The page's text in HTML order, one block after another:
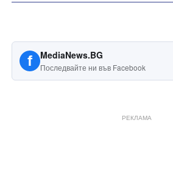
f MediaNews.BG
Последвайте ни във Facebook
РЕКЛАМА